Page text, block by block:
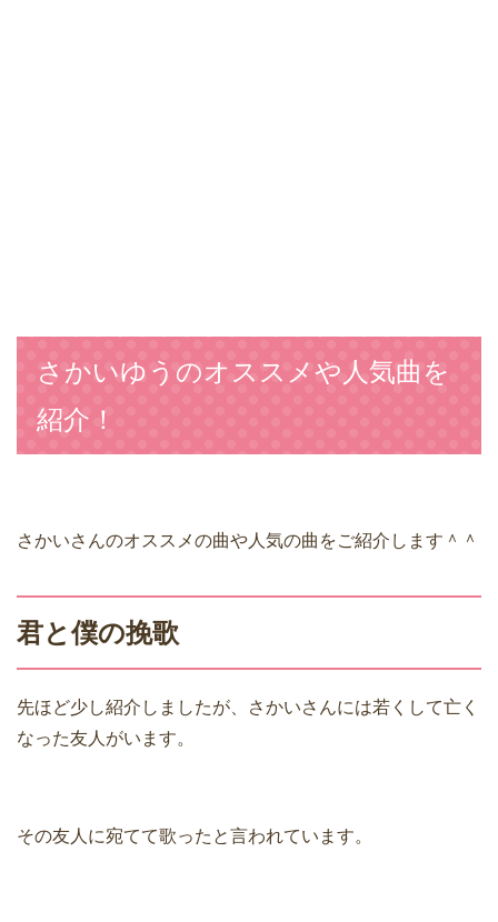
さかいゆうのオススメや人気曲を
紹介！
さかいさんのオススメの曲や人気の曲をご紹介します＾＾
君と僕の挽歌
先ほど少し紹介しましたが、さかいさんには若くして亡く
なった友人がいます。
その友人に宛てて歌ったと言われています。